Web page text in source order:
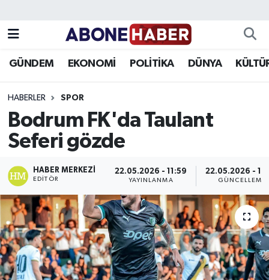
GÜNDEM EKONOMİ POLİTİKA DÜNYA
HABERLER SPOR
Bodrum FK'da Taulant
Seferi gözde
HABER MERKEZI
EDITÖR
22.05.2026 - 11:59
YAYINLANMA
22.05.2026 -
GÜNCELLEME
Asayiş
Bilim ve Teknoloji
Çevre
Dünya
Eğitim
Süper Lig Puan Durumu ve Fikstür
Tüm Manşetler
Son Dakika Haberleri
Haber Arşivi